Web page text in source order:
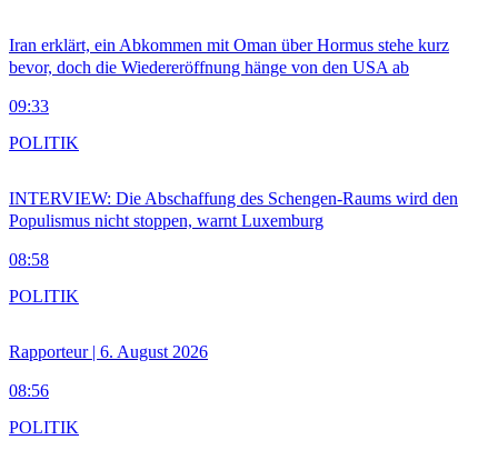
Iran erklärt, ein Abkommen mit Oman über Hormus stehe kurz
bevor, doch die Wiedereröffnung hänge von den USA ab
09:33
INTERVIEW: Die Abschaffung des Schengen-Raums wird den
Populismus nicht stoppen, warnt Luxemburg
08:58
POLITIK
Rapporteur | 6. August 2026
08:56
POLITIK
POLITIK